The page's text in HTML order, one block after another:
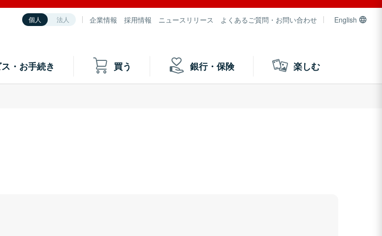
個人 法人 企業情報 採用情報 ニュースリリース よくあるご質問・お問い合わせ English
・お手続き 買う 銀行・保険 楽しむ